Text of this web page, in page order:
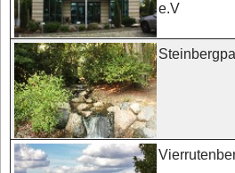
e.V